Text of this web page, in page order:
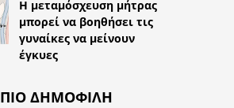
Η μεταμόσχευση μήτρας
μπορεί να βοηθήσει τις
γυναίκες να μείνουν
έγκυες
ΠΙΟ ΔΗΜΟΦΙΛΉ